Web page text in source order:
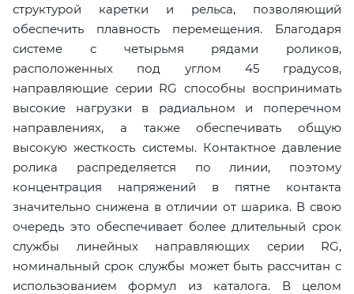
структурой каретки и рельса, позволяющий
обеспечить плавность перемещения. Благодаря
системе с четырьмя рядами роликов,
расположенных под углом 45 градусов,
направляющие серии RG способны воспринимать
высокие нагрузки в радиальном и поперечном
направлениях, а также обеспечивать общую
высокую жесткость системы. Контактное давление
ролика распределяется по линии, поэтому
концентрация напряжений в пятне контакта
значительно снижена в отличии от шарика. В свою
очередь это обеспечивает более длительный срок
службы линейных направляющих серии RG,
номинальный срок службы может быть рассчитан с
использованием формул из каталога. В целом